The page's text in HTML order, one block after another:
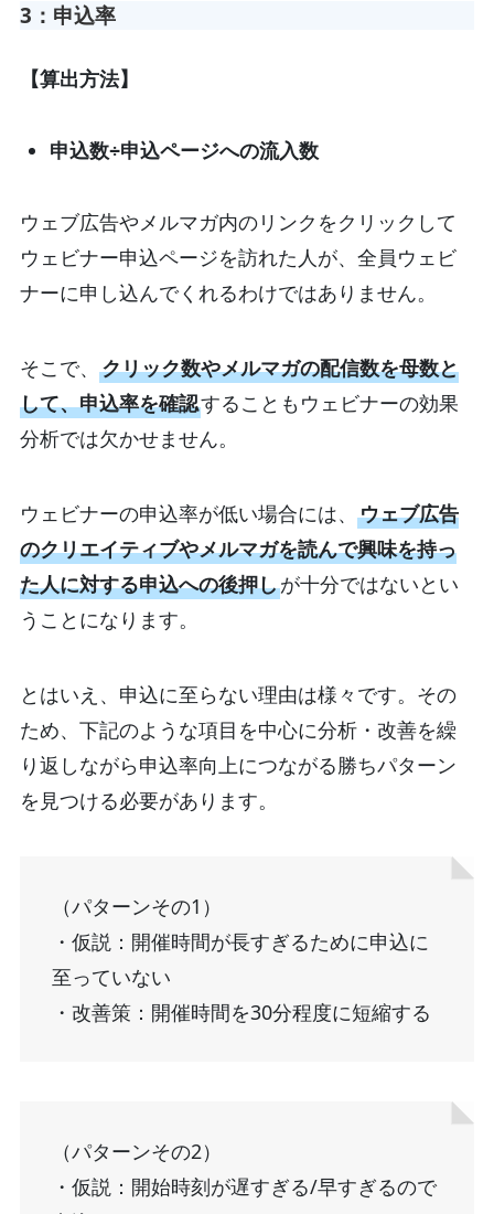
3：申込率
【算出方法】
申込数÷申込ページへの流入数
ウェブ広告やメルマガ内のリンクをクリックして
ウェビナー申込ページを訪れた人が、全員ウェビ
ナーに申し込んでくれるわけではありません。
そこで、 クリック数やメルマガの配信数を母数と
して、申込率を確認することもウェビナーの効果
分析では欠かせません。
ウェビナーの申込率が低い場合には、 ウェブ広告
のクリエイティブやメルマガを読んで興味を持っ
た人に対する申込への後押しが十分ではないとい
うことになります。
とはいえ、申込に至らない理由は様々です。その
ため、下記のような項目を中心に分析・改善を繰
り返しながら申込率向上につながる勝ちパターン
を見つける必要があります。
（パターンその1）
・仮説：開催時間が長すぎるために申込に
至っていない
・改善策：開催時間を30分程度に短縮する
（パターンその2）
・仮説：開始時刻が遅すぎる/早すぎるので